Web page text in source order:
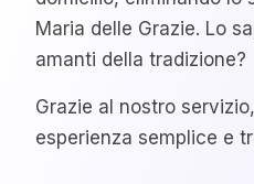
Maria delle Grazie. Lo
amanti della tradizione?
Grazie al nostro
esperienza semplice e